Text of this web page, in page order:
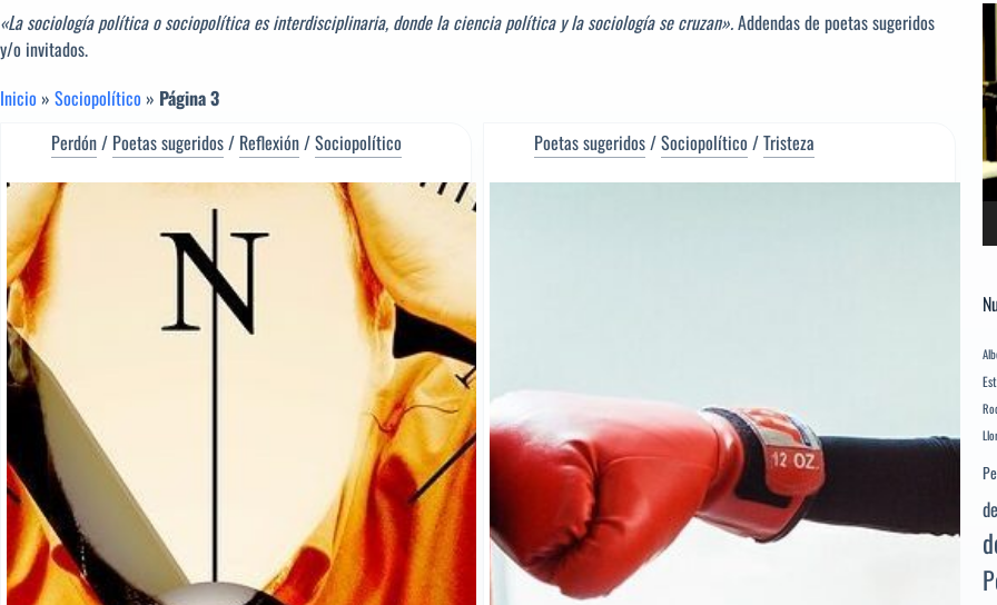
«La sociología política o sociopolítica es interdisciplinaria, donde la ciencia política y la sociología se cruzan».Addendas de poetas sugeridos
y/o invitados.
Inicio » Sociopolítico » Página 3
Perdón/ Poetas sugeridos/ Reflexión/Sociopolítico Poetas sugeridos/Sociopolítico /Tristeza
de